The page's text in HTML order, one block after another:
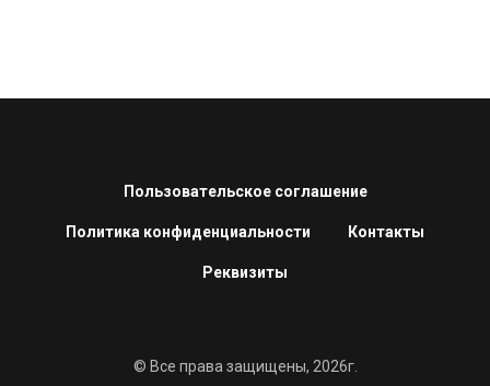
Пользовательское соглашение
Политика конфиденциальности Контакты
Реквизиты
© Все права защищены, 2026г.